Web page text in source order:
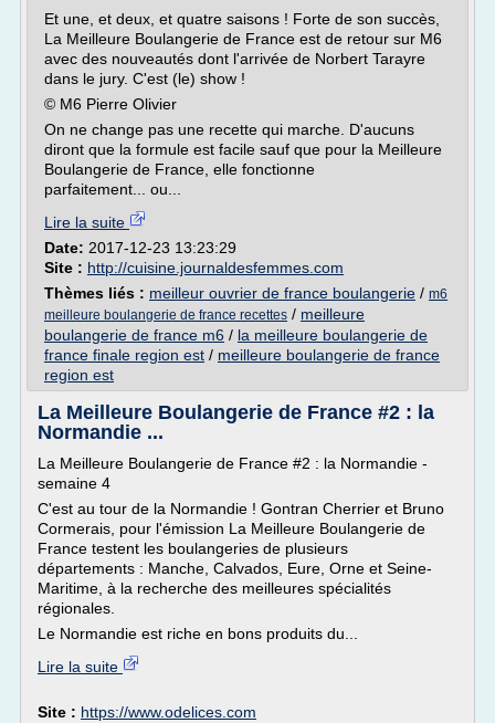
Et une, et deux, et quatre saisons ! Forte de son succès,
La Meilleure Boulangerie de France est de retour sur M6
avec des nouveautés dont l'arrivée de Norbert Tarayre
dans le jury. C'est (le) show !
© M6 Pierre Olivier
On ne change pas une recette qui marche. D'aucuns
diront que la formule est facile sauf que pour la Meilleure
Boulangerie de France, elle fonctionne
parfaitement... ou...
Lire la suite
Date: 2017-12-23 13:23:29
Site : http://cuisine.journaldesfemmes.com
Thèmes liés : meilleur ouvrier de france boulangerie / m6
meilleure boulangerie de france recettes / meilleure
boulangerie de france m6 / la meilleure boulangerie de
france finale region est / meilleure boulangerie de france
region est
La Meilleure Boulangerie de France #2 : la
Normandie ...
La Meilleure Boulangerie de France #2 : la Normandie -
semaine 4
C'est au tour de la Normandie ! Gontran Cherrier et Bruno
Cormerais, pour l'émission La Meilleure Boulangerie de
France testent les boulangeries de plusieurs
départements : Manche, Calvados, Eure, Orne et Seine-
Maritime, à la recherche des meilleures spécialités
régionales.
Le Normandie est riche en bons produits du...
Lire la suite
Site : https://www.odelices.com